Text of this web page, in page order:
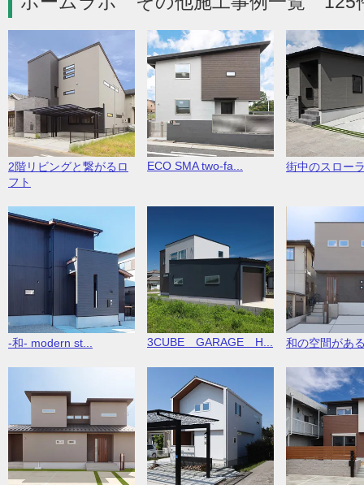
2階リビングと繋がるロ
フト
ECO SMA two-fa... 街中のスロー
-和- modern st... 3CUBE GARAGE H... 和の空間があ